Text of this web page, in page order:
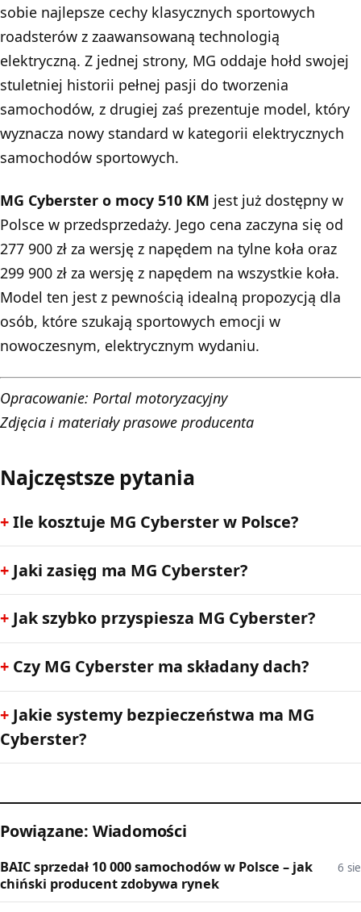
sobie najlepsze cechy klasycznych sportowych
roadsterów z zaawansowaną technologią
elektryczną. Z jednej strony, MG oddaje hołd swojej
stuletniej historii pełnej pasji do tworzenia
samochodów, z drugiej zaś prezentuje model, który
wyznacza nowy standard w kategorii elektrycznych
samochodów sportowych.
MG Cyberster o mocy 510 KM jest już dostępny w
Polsce w przedsprzedaży. Jego cena zaczyna się od
277 900 zł za wersję z napędem na tylne koła oraz
299 900 zł za wersję z napędem na wszystkie koła.
Model ten jest z pewnością idealną propozycją dla
osób, które szukają sportowych emocji w
nowoczesnym, elektrycznym wydaniu.
Opracowanie: Portal motoryzacyjny
Zdjęcia i materiały prasowe producenta
Najczęstsze pytania
Ile kosztuje MG Cyberster w Polsce?
Jaki zasięg ma MG Cyberster?
Jak szybko przyspiesza MG Cyberster?
Czy MG Cyberster ma składany dach?
Jakie systemy bezpieczeństwa ma MG
Cyberster?
Powiązane: Wiadomości
BAIC sprzedał 10 000 samochodów w Polsce – jak
chiński producent zdobywa rynek
6 sie